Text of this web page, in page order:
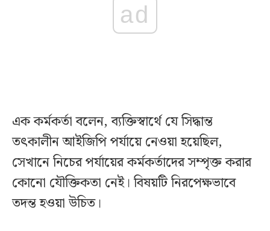
ad
এক কর্মকর্তা বলেন, ব্যক্তিস্বার্থে যে সিদ্ধান্ত
তৎকালীন আইজিপি পর্যায়ে নেওয়া হয়েছিল,
সেখানে নিচের পর্যায়ের কর্মকর্তাদের সম্পৃক্ত করার
কোনো যৌক্তিকতা নেই। বিষয়টি নিরপেক্ষভাবে
তদন্ত হওয়া উচিত।